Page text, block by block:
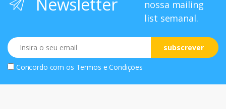
Newsletter
nossa mailing
list semanal.
Email
subscrever
Concordo com os Termos e Condições